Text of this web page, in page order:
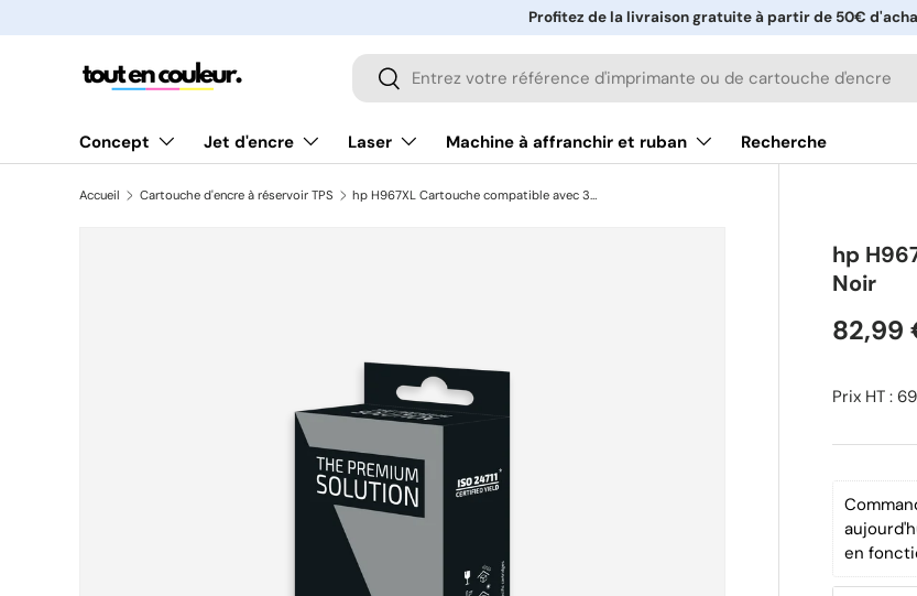
ALLER AU CONTENU
Profitez de la livraison gratuite à partir de 50€
Recherche
Rechercher
Concept Jet d'encre Laser Machine à affranchir et ruban Recherche
Accueil Cartouche d'encre à réservoir TPS hp H967XL Cartouche compatible avec 3JA31AE - Noir
hp
Noir
82,99
Prix HT :
en